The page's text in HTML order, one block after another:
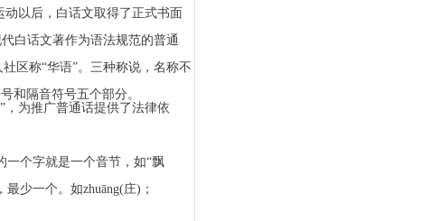
动以后，白话文取得了正式书面
白话文著作为语法规范的普通
区称“华语”。三种称说，名称不
和隔音符号五个部分。
为推广普通话提供了法律依
个字就是一个音节，如“飘
少一个。如zhuāng(庄)；